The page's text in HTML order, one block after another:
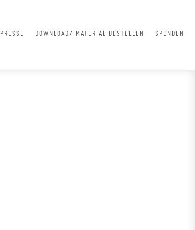
PRESSE DOWNLOAD/ MATERIAL BESTELLEN SPENDEN